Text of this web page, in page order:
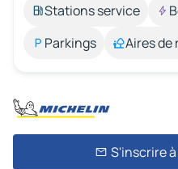
Stations service
Parkings
Aires de
S'inscrire